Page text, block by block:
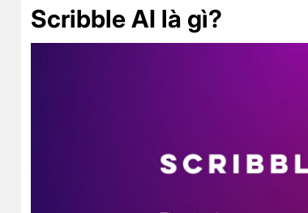
Scribble AI là gì?